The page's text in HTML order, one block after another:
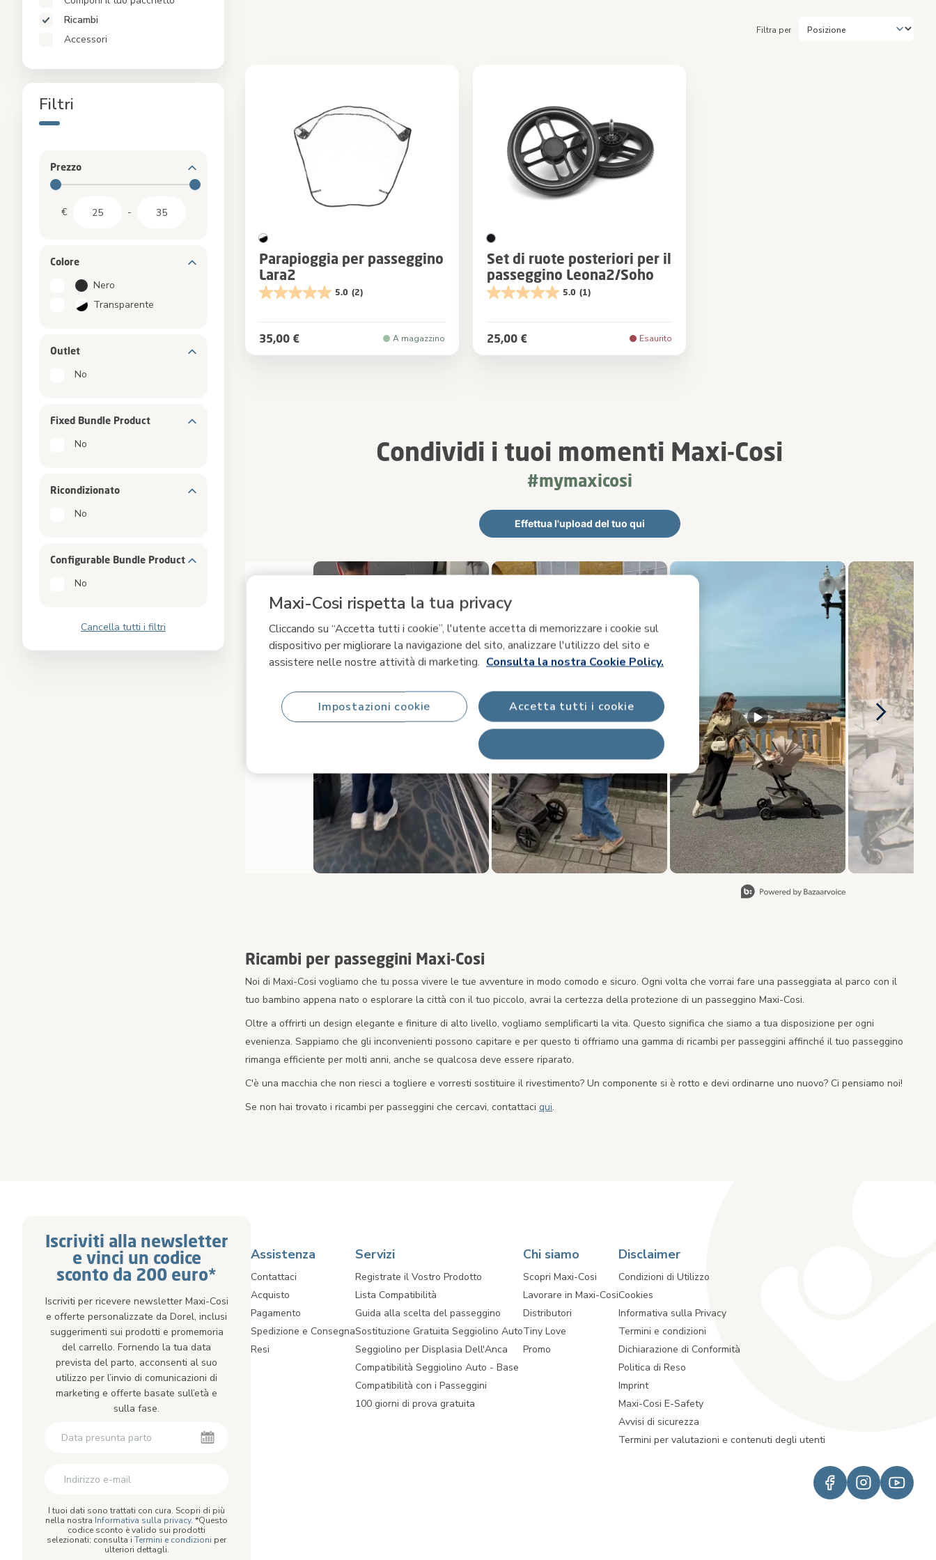
Maxi-Cosi rispetta la tua privacy
Cliccando su “Accetta tutti i cookie”, l'utente accetta di memorizzare i cookie sul
dispositivo per migliorare la navigazione del sito, analizzare l'utilizzo del sito e
assistere nelle nostre attività di marketing. Consulta la nostra Cookie Policy.
Accetta tutti i cookie
Impostazioni cookie
Alzasedie e torri di apprendimento
Pacchetti
Filtra per
Parapioggia per passeggino
Lara2
5.0 (2)
35,00 € A magazzino
Set di ruote posteriori per il
passeggino Leona2/Soho
5.0 (1)
25,00 € Esaurito
Condividi i tuoi momenti Maxi-Cosi
#mymaxicosi
Effettua l'upload del tuo qui
Carosello multimediale
Carosello con le foto dei prodotti. Usa i pulsanti previous (precedente) e next (successivo) per navigare.
Ricambi per passeggini Maxi-Cosi
Noi di Maxi-Cosi vogliamo che tu possa vivere le tue avventure in modo comodo e sicuro. Ogni volta che vorrai fare una passeggiata al parco con il
tuo bambino appena nato o esplorare la città con il tuo piccolo, avrai la certezza della protezione di un passeggino Maxi-Cosi.
Oltre a offrirti un design elegante e finiture di alto livello, vogliamo semplificarti la vita. Questo significa che siamo a tua disposizione per ogni
evenienza. Sappiamo che gli inconvenienti possono capitare e per questo ti offriamo una gamma di ricambi per passeggini affinché il tuo passeggino
rimanga efficiente per molti anni, anche se qualcosa deve essere riparato.
C'è una macchia che non riesci a togliere e vorresti sostituire il rivestimento? Un componente si è rotto e devi ordinarne uno nuovo? Ci pensiamo noi!
Se non hai trovato i ricambi per passeggini che cercavi, contattaci qui.
Ricambi
Accessori
Filtri
Prezzo
€ -
Colore
Nero
Transparente
Outlet
No
Fixed Bundle Product
No
Ricondizionato
No
Configurable Bundle Product
No
Cancella tutti i filtri
Iscriviti alla newsletter
e vinci un codice
sconto da 200 euro*
Iscriviti per ricevere newsletter Maxi-Cosi
e offerte personalizzate da Dorel, inclusi
suggerimenti sui prodotti e promemoria
del carrello. Fornendo la tua data
prevista del parto, acconsenti al suo
utilizzo per l’invio di comunicazioni di
marketing e offerte basate sull’età e
sulla fase.
I tuoi dati sono trattati con cura. Scopri di più
nella nostra Informativa sulla privacy. *Questo
codice sconto è valido sui prodotti
selezionati; consulta i Termini e condizioni per
ulteriori dettagli.
Assistenza
Contattaci
Acquisto
Pagamento
Spedizione e Consegna
Resi
Servizi
Registrate il Vostro Prodotto
Lista Compatibilità
Guida alla scelta del passeggino
Sostituzione Gratuita Seggiolino Auto
Seggiolino per Displasia Dell'Anca
Compatibilità Seggiolino Auto - Base
Compatibilità con i Passeggini
100 giorni di prova gratuita
Chi siamo
Scopri Maxi-Cosi
Lavorare in Maxi-Cosi
Distributori
Tiny Love
Promo
Disclaimer
Condizioni di Utilizzo
Cookies
Informativa sulla Privacy
Termini e condizioni
Dichiarazione di Conformità
Politica di Reso
Imprint
Maxi-Cosi E-Safety
Avvisi di sicurezza
Termini per valutazioni e contenuti degli utenti